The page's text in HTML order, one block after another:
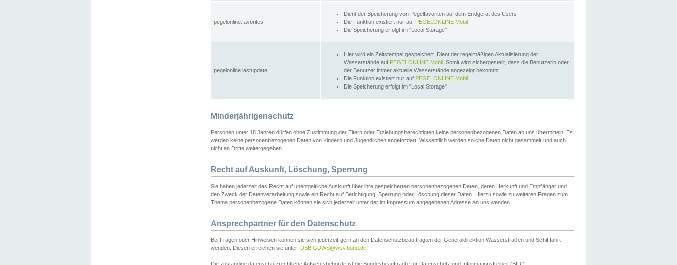
pegelonline.favorites
Dient der Speicherung von Pegelfavoriten auf dem Endgerät des Users
Die Funktion existiert nur auf PEGELONLINE Mobil
Die Speicherung erfolgt im "Local Storage"
pegelonline.lastupdate
Hier wird ein Zeitstempel gespeichert. Dient der regelmäßigen Aktualisierung der
Wasserstände auf PEGELONLINE Mobil . Somit wird sichergestellt, dass die Benutzerin oder
der Benutzer immer aktuelle Wasserstände angezeigt bekommt.
Die Funktion existiert nur auf PEGELONLINE Mobil
Die Speicherung erfolgt im "Local Storage"
Minderjährigenschutz
Personen unter 18 Jahren dürfen ohne Zustimmung der Eltern oder Erziehungsberechtigten keine personenbezogenen Daten an uns übermitteln. Es
werden keine personenbezogenen Daten von Kindern und Jugendlichen angefordert. Wissentlich werden solche Daten nicht gesammelt und auch
nicht an Dritte weitergegeben.
Recht auf Auskunft, Löschung, Sperrung
Sie haben jederzeit das Recht auf unentgeltliche Auskunft über ihre gespeicherten personenbezogenen Daten, deren Herkunft und Empfänger und
den Zweck der Datenverarbeitung sowie ein Recht auf Berichtigung, Sperrung oder Löschung dieser Daten. Hierzu sowie zu weiteren Fragen zum
Thema personenbezogene Daten können sie sich jederzeit unter der im Impressum angegebenen Adresse an uns wenden.
Ansprechpartner für den Datenschutz
Bei Fragen oder Hinweisen können sie sich jederzeit gern an den Datenschutzbeauftragten der Generaldirektion Wasserstraßen und Schifffahrt
wenden. Diesen erreichen sie unter: DSB.GDWS@wsv.bund.de